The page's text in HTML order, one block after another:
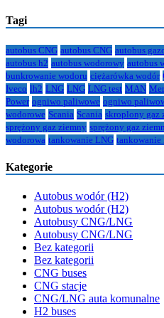
Tagi
autobus CNG autobus CNG autobus
autobus h2 autobus wodorowy autobus
bunkrowanie wodoru ciężarówka wodór
Iveco lh2 LNG LNG LNG test MAN
Power ogniwo paliwowe ogniwo
wodorowe Scania Scania skroplony gaz
sprężony gaz ziemny sprężony gaz
wodorowa tankowanie LNG tankowanie
Kategorie
Autobus wodór (H2)
Autobus wodór (H2)
Autobusy CNG/LNG
Autobusy CNG/LNG
Bez kategorii
Bez kategorii
CNG buses
CNG stacje
CNG/LNG auta komunalne
H2 buses